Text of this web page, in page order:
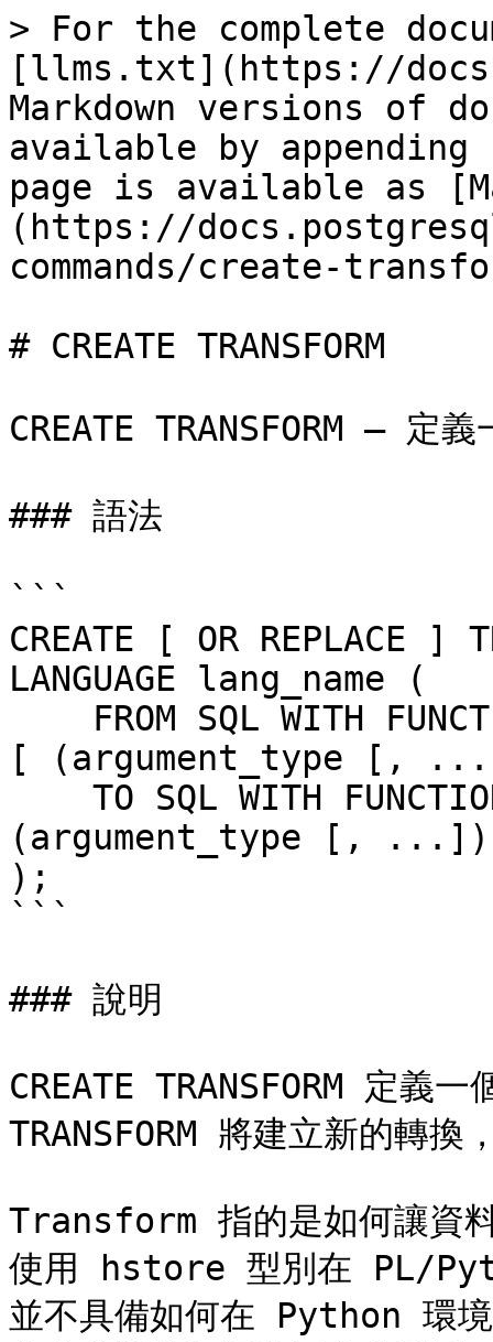
> For the complete
[llms.txt](https://
Markdown versions of
available by
page is available as
(https://
commands/create-
# CREATE TRANSFORM
CREATE TRANSFORM — 定
### 語法
```
CREATE [ OR REPLACE ]
LANGUAGE lang_name (
[ (argument_type [,
(argument_type [,
);
```
### 說明
CREATE TRANSFORM 定義
TRANSFORM 將建立新的轉換
Transform 指的是如何讓資
使用 hstore 型別在 PL/
並不具備如何在 Python 環